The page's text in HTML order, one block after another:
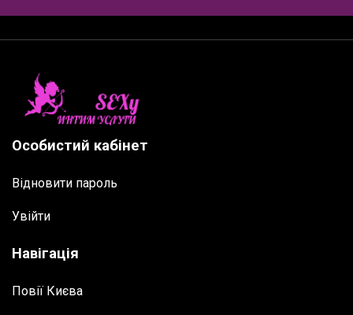
Особистий кабінет
Відновити пароль
Увійти
Навігація
Повії Києва